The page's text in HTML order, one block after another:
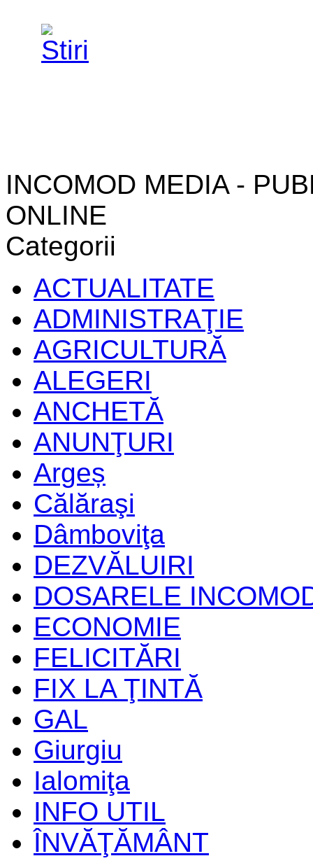
INCOMOD MEDIA -
ONLINE
Categorii
ACTUALITATE
ADMINISTRAŢIE
AGRICULTURĂ
ALEGERI
ANCHETĂ
ANUNŢURI
Argeș
Călăraşi
Dâmboviţa
DEZVĂLUIRI
DOSARELE
ECONOMIE
FELICITĂRI
FIX LA ŢINTĂ
GAL
Giurgiu
Ialomiţa
INFO UTIL
ÎNVĂŢĂMÂNT